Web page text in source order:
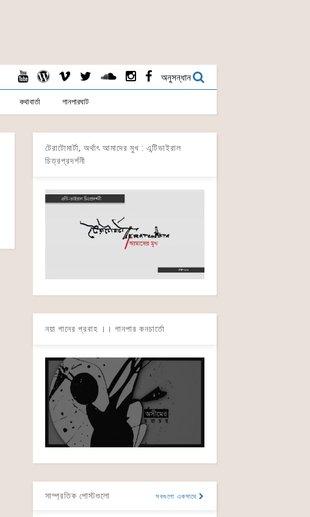
অনুসন্ধান
কথাবার্তা গানপারঘাট
টেরাটোমার্টা, অর্থাৎ আমাদের মুখ : এন্টিভাইরাল
চিত্রপ্রদর্শনী
নয়া গানের প্রবাহ ।। গানপার কনচার্তো
সাম্প্রতিক পোস্টগুলো সবগুলো একসাথে